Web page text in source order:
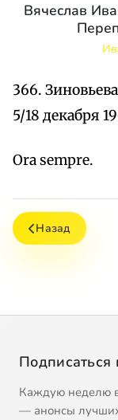
Вячеслав
366.
5/18 декабря
Ora sempre.
Назад
Подписаться
Каждую неделю
— анонсы